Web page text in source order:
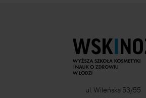
ul. Wileńska 53/55